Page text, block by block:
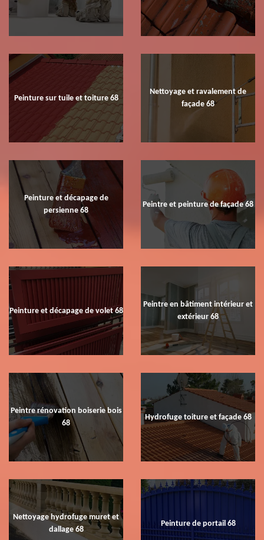
Peinture sur tuile et toiture 68
Nettoyage et ravalement de
façade 68
Peinture et décapage de
persienne 68
Peintre et peinture de façade 68
Peinture et décapage de volet 68
Peintre en bâtiment intérieur et
extérieur 68
Peintre rénovation boiserie bois
68
Hydrofuge toiture et façade 68
Nettoyage hydrofuge muret et
dallage 68
Peinture de portail 68